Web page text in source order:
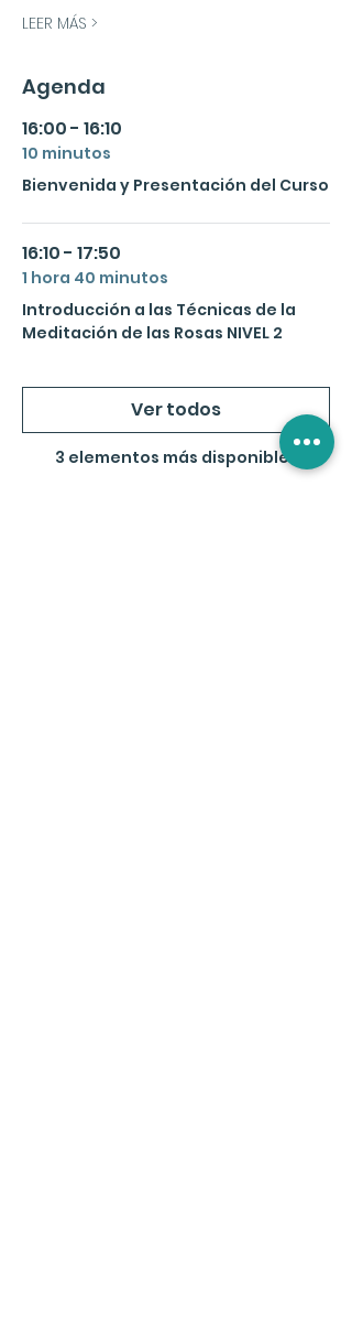
LEER MÁS >
Agenda
16:00 - 16:10
10 minutos
Bienvenida y Presentación del Curso
16:10 - 17:50
1 hora 40 minutos
Introducción a las Técnicas de la
Meditación de las Rosas NIVEL 2
3 elementos más disponibles
Ver todos